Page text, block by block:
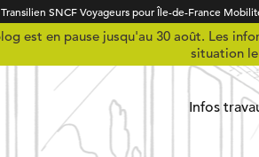
SNCF Voyageurs pour Île-de-France
est en pause jusqu'au 30 août. Les
situation
Infos